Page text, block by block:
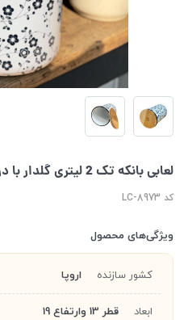
لعابی بانکه تک 2 لیتری گلدار با درب رابروود
کد LC-8973
ویژگی‌های محصول
کشور سازنده اروپا
ابعاد قطر 13 وارتفاع 19